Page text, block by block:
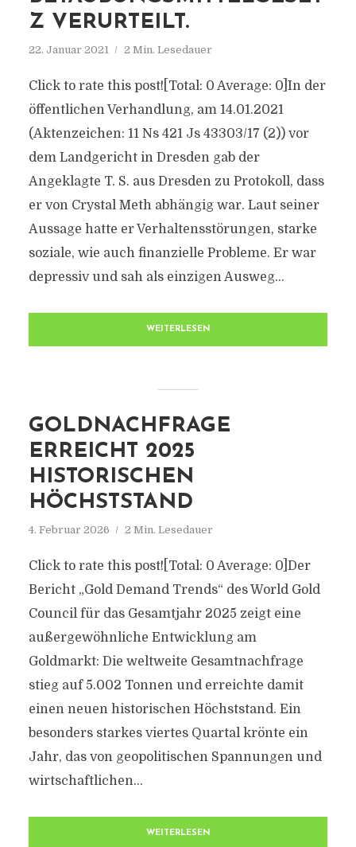
VERURTEILT.
22. Januar 2021 2 Min. Lesedauer
Click to rate this post![Total: 0 Average: 0]In der
öffentlichen Verhandlung, am 14.01.2021
(Aktenzeichen: 11 Ns 421 Js 43303/17 (2)) vor
dem Landgericht in Dresden gab der
Angeklagte T. S. aus Dresden zu Protokoll, dass
er von Crystal Meth abhängig war. Laut seiner
Aussage hatte er Verhaltensstörungen, starke
soziale, wie auch finanzielle Probleme. Er war
depressiv und sah als einzigen Ausweg...
WEITERLESEN
GOLDNACHFRAGE
ERREICHT 2025
HISTORISCHEN
HÖCHSTSTAND
4. Februar 2026 2 Min. Lesedauer
Click to rate this post![Total: 0 Average: 0]Der
Bericht „Gold Demand Trends“ des World Gold
Council für das Gesamtjahr 2025 zeigt eine
außergewöhnliche Entwicklung am
Goldmarkt: Die weltweite Gesamtnachfrage
stieg auf 5.002 Tonnen und erreichte damit
einen neuen historischen Höchststand. Ein
besonders starkes viertes Quartal krönte ein
Jahr, das von geopolitischen Spannungen und
wirtschaftlichen...
WEITERLESEN